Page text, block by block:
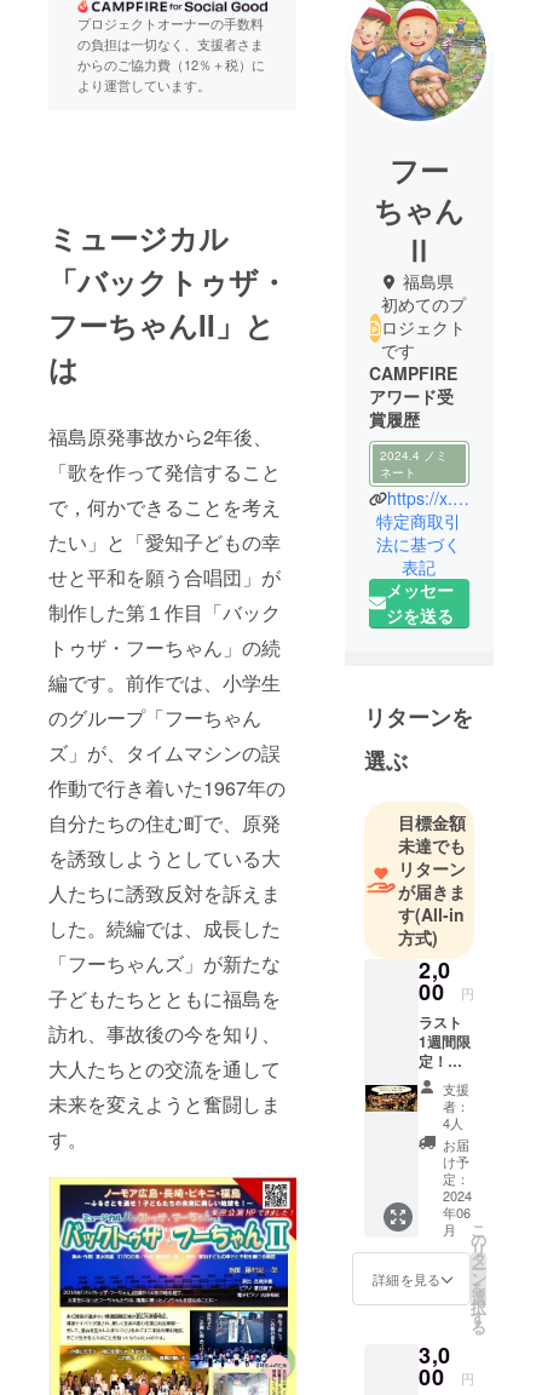
プロジェクトオーナーの手数料
の負担は一切なく、支援者さま
からのご協力費（12％＋税）に
より運営しています。
ミュージカル
「バックトゥザ・
フーちゃんII」と
は
福島原発事故から2年後、
「歌を作って発信すること
で，何かできることを考え
たい」と「愛知子どもの幸
せと平和を願う合唱団」が
制作した第１作目「バック
トゥザ・フーちゃん」の続
編です。前作では、小学生
のグループ「フーちゃん
ズ」が、タイムマシンの誤
作動で行き着いた1967年の
自分たちの住む町で、原発
を誘致しようとしている大
人たちに誘致反対を訴えま
した。続編では、成長した
「フーちゃんズ」が新たな
子どもたちとともに福島を
訪れ、事故後の今を知り、
大人たちとの交流を通して
未来を変えようと奮闘しま
す。
フー
ちゃん
Ⅱ
福島県
初めてのプ
ロジェクト
です
CAMPFIRE
アワード受
賞履歴
2024.4 ノミ
ネート
https://x.gd/ZzYkf
特定商取引
法に基づく
表記
メッセー
ジを送る
リターンを
選ぶ
目標金額
未達でも
リターン
が届きま
す(All-in
方式)
2,0
00 円
ラスト
1週間限
定！
（ご住
所登録
不要）
お礼
メール
をお送
りしま
す。
支援
者：
4人
お届
け予
定：
2024
年06
月
詳細を見る
こ
の
リ
タ
ー
ン
を
選
択
す
る
3,0
00 円